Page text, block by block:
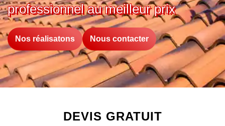
professionnel au meilleur prix
Nos réalisatons Nous contacter
DEVIS GRATUIT